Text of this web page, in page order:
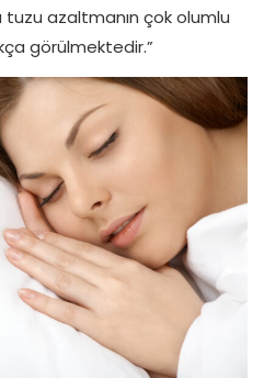
azaltmanın çok olumlu
görülmektedir.”